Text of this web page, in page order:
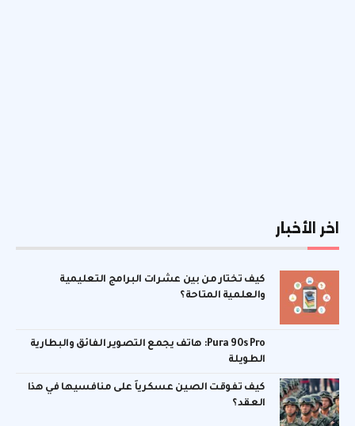
اخر الأخبار
كيف تختار من بين عشرات البرامج التعليمية
والعلمية المتاحة؟
Pura 90s Pro: هاتف يجمع التصوير الفائق والبطارية
الطويلة
كيف تفوقت الصين عسكرياً على منافسيها في هذا
العقد؟